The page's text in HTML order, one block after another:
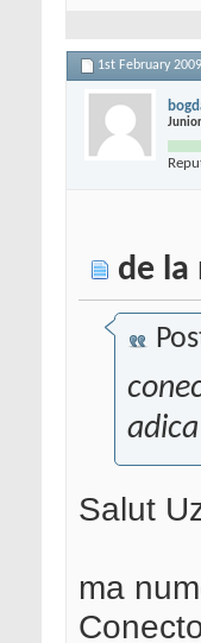
1st February
de la
Salut
ma